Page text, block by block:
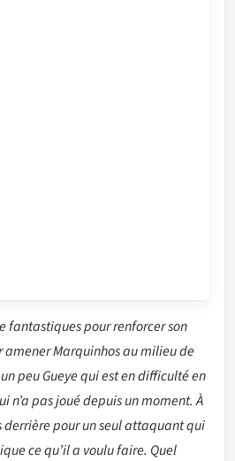
fantastiques pour renforcer son
Marquinhos au milieu de
peu Gueye qui est en difficulté en
n’a pas joué depuis un moment. À
derrière pour un seul attaquant qui
ce qu’il a voulu faire. Quel